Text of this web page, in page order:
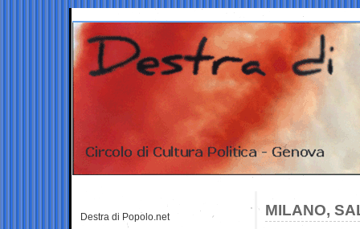
MILANO,
Destra di Popolo.net